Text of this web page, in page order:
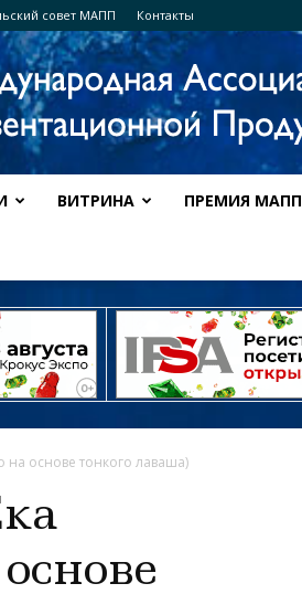
совет МАПП Контакты
ВИТРИНА ПРЕМИЯ МАПП
на основе тонкого лаваша)